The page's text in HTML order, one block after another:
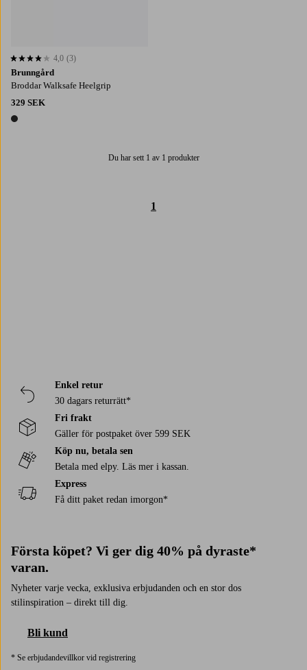
Brunngård
Broddar Walksafe Heelgrip
329 SEK
1 färg
4,0 baserat på 3 st betyg
4,0 (3)
Du har sett 1 av 1 produkter
1
Enkel retur
30 dagars returrätt*
Fri frakt
Gäller för postpaket över 599 SEK
Köp nu, betala sen
Betala med elpy. Läs mer i kassan.
Express
Få ditt paket redan imorgon*
Första köpet? Vi ger dig 40% på dyraste*
varan.
Nyheter varje vecka, exklusiva erbjudanden och en stor dos
stilinspiration – direkt till dig.
Bli kund
* Se erbjudandevillkor vid registrering